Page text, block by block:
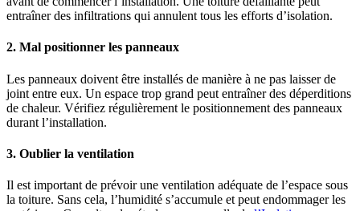
entraîner des infiltrations qui annulent tous les efforts d’isolation.
2. Mal positionner les panneaux
Les panneaux doivent être installés de manière à ne pas laisser de
joint entre eux. Un espace trop grand peut entraîner des déperditions
de chaleur. Vérifiez régulièrement le positionnement des panneaux
durant l’installation.
3. Oublier la ventilation
Il est important de prévoir une ventilation adéquate de l’espace sous
la toiture. Sans cela, l’humidité s’accumule et peut endommager les